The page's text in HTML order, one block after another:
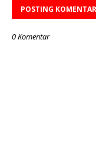
POSTING KOMENTAR
0 Komentar